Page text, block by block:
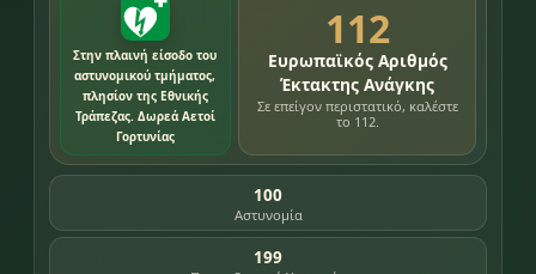
Στην πλαινή είσοδο του
αστυνομικού τμήματος,
πλησίον της Εθνικής
Τράπεζας. Δωρεά Αετοί
Γορτυνίας
112
Ευρωπαϊκός Αριθμός
Έκτακτης Ανάγκης
Σε επείγον περιστατικό, καλέστε
το 112.
100
Αστυνομία
199